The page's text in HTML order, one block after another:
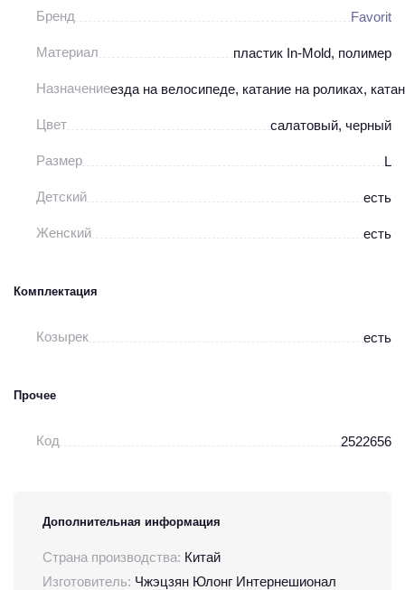
Бренд Favorit
Материал пластик In-Mold, полимер
Назначениеезда на велосипеде, катание на роликах,
Цвет салатовый, черный
Размер L
Детский есть
Женский есть
Комплектация
Козырек есть
Прочее
Код 2522656
Дополнительная информация
Страна производства: Китай
Изготовитель: Чжэцзян Юлонг Интернешионал